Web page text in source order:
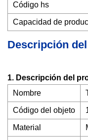
Código hs
Capacidad de
Descripción
1. Descripción del
Nombre
Código del objeto
Material